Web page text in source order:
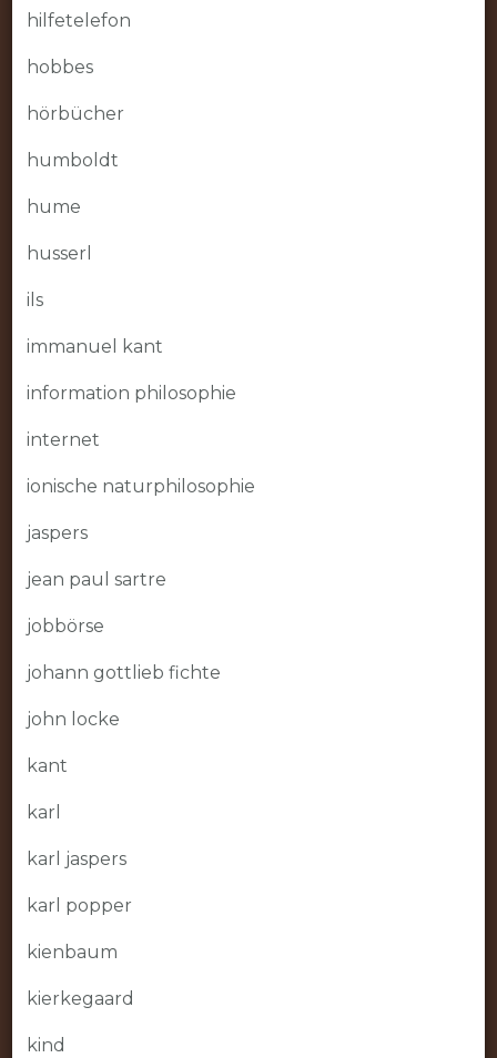
hilfetelefon
hobbes
hörbücher
humboldt
hume
husserl
ils
immanuel kant
information philosophie
internet
ionische naturphilosophie
jaspers
jean paul sartre
jobbörse
johann gottlieb fichte
john locke
kant
karl
karl jaspers
karl popper
kienbaum
kierkegaard
kind